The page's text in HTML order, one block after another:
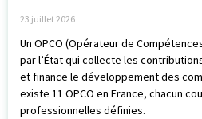
23 juillet 2026
Un OPCO (Opérateur de
par l’État qui collecte les
et finance le développement des
existe 11 OPCO en France, chacun
professionnelles définies.